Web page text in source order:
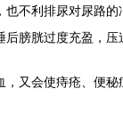
不利排尿对尿路
膀胱过度充盈，压
又会使痔疮、便